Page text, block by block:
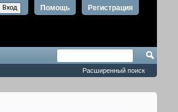
Регистрация
Помощь
Расширенный поиск